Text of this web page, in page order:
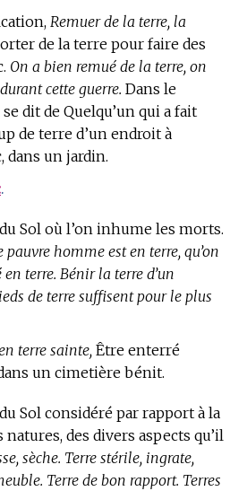
Remuer de la terre, la
de la terre pour faire des
On a bien remué de la terre, on
cette guerre. Dans le
dit de Quelqu’un qui a fait
de terre d’un endroit à
dans un jardin.
.
Sol où l’on inhume les morts.
homme est en terre, qu’on
en terre. Bénir la terre d’un
de terre suffisent pour le plus
terre sainte, Être enterré
un cimetière bénit.
Sol considéré par rapport à la
des divers aspects qu’il
sèche. Terre stérile, ingrate,
Terre de bon rapport. Terres